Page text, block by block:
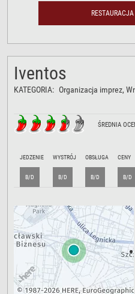
Iventos
KATEGORIA: Organizacja imprez,
ŚREDNIA
JEDZENIE
B/D
WYSTRÓJ
B/D
OBSŁUGA
B/D
CENY
B/D